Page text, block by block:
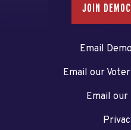
JOIN
Email
Email our
Email our